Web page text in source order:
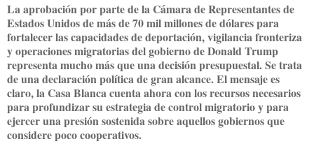
La aprobación por parte de la Cámara de Representantes de
Estados Unidos de más de 70 mil millones de dólares para
fortalecer las capacidades de deportación, vigilancia fronteriza
y operaciones migratorias del gobierno de Donald Trump
representa mucho más que una decisión presupuestal. Se trata
de una declaración política de gran alcance. El mensaje es
claro, la Casa Blanca cuenta ahora con los recursos necesarios
para profundizar su estrategia de control migratorio y para
ejercer una presión sostenida sobre aquellos gobiernos que
considere poco cooperativos.